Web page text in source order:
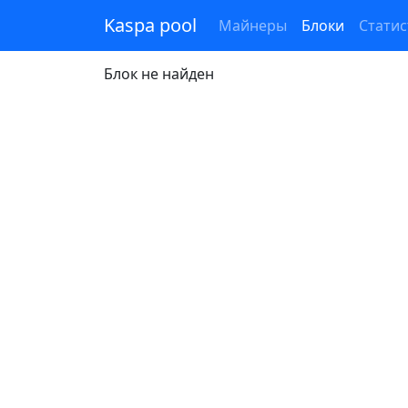
Kaspa pool Майнеры Блоки
Блок не найден